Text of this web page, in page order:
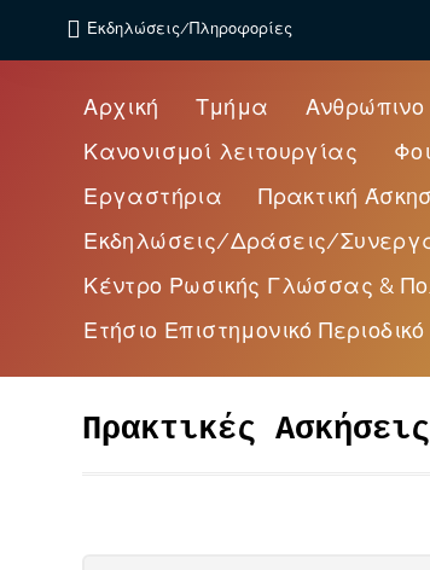
Εκδηλώσεις/Πληροφορίες
Αρχική Τμήμα Ανθρώπινο
Κανονισμοί λειτουργίας
Εργαστήρια
Πρακτική
Εκδηλώσεις/Δράσεις/
Κέντρο Ρωσικής Γλώσσας &
Ετήσιο Επιστημονικό
Πρακτικές